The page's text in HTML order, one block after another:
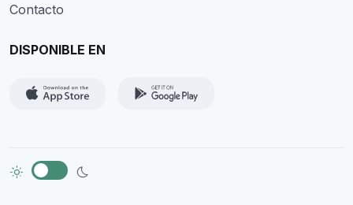
Contacto
DISPONIBLE EN